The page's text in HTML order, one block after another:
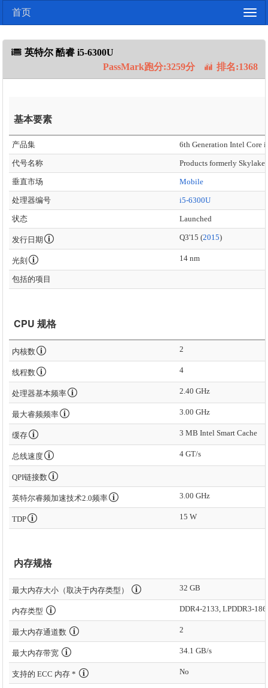
首页
英特尔 酷睿 i5-6300U
PassMark跑分:3259分
排名:1368
基本要素
产品集 6th Generation Intel Core
代号名称 Products formerly Skylake
垂直市场 Mobile
处理器编号 i5-6300U
状态 Launched
发行日期 Q3'15 (2015)
光刻 14 nm
包括的项目
CPU 规格
内核数 2
线程数 4
处理器基本频率 2.40 GHz
最大睿频频率 3.00 GHz
缓存 3 MB Intel Smart Cache
总线速度 4 GT/s
QPI链接数
英特尔睿频加速技术2.0频率 3.00 GHz
TDP 15 W
内存规格
最大内存大小（取决于内存类型） 32 GB
内存类型 DDR4-2133, LPDDR3-
最大内存通道数 2
最大内存带宽 34.1 GB/s
支持的 ECC 内存 * No